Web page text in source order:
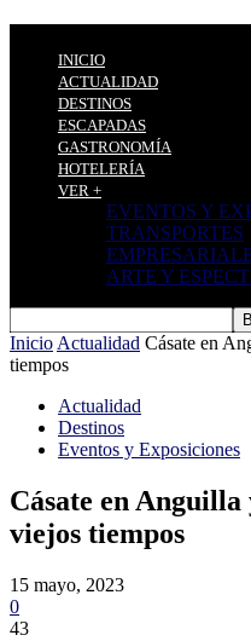
INICIO
ACTUALIDAD
DESTINOS
ESCAPADAS
GASTRONOMÍA
HOTELERÍA
VER +
EVENTOS Y
TRANSPORTES
ARTE Y
Inicio Actualidad Cásate en
tiempos
Actualidad
Destinos
Eventos y Exposiciones
Cásate en
viejos tiempos
15 mayo, 2023
0
43